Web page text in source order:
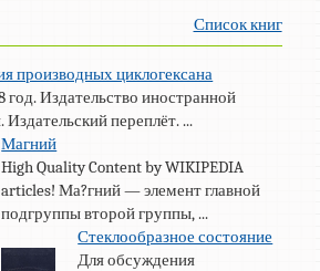
Список книг
производных циклогексана
год. Издательство иностранной
Издательский переплёт. ...
Магний
High Quality Content by WIKIPEDIA
articles! Ма?гний — элемент главной
подгруппы второй группы, ...
Стеклообразное состояние
Для обсуждения